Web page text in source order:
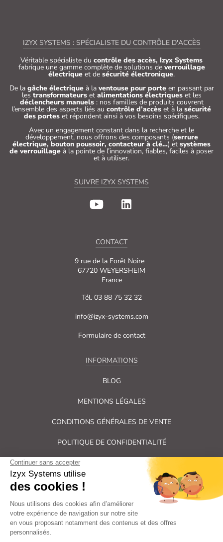
IZYX SYSTEMS : SPÉCIALISTE DU CONTRÔLE D'ACCÈS
Véritable spécialiste du contrôle des accès, Izyx Systems
fabrique une gamme complète de solutions de verrouillage
électrique et de sécurité électronique.
De la gâche électriqueà la ventouse pour porteen passant par
les transformateurset alimentations électriqueset les
déclencheurs manuels: nos familles de produits couvrent
l’ensemble des aspects liés au contrôle d’accès et à la sécurité
des porteset répondent ainsi à vos besoins spécifiques.
Avec un engagement constant dans la recherche et le
développement, nous offrons des composants (serrure
électrique, bouton poussoir, contacteur à clé…) et systèmes
de verrouillage à la pointe de l’innovation, fiables, faciles à poser
et à utiliser.
SUIVRE IZYX SYSTEMS
CONTACT
9 rue de la Forêt Noire
67720 WEYERSHEIM
France
Tél. 03 88 75 32 32
info@izyx-systems.com
Formulaire de contact
INFORMATIONS
BLOG
MENTIONS LÉGALES
CONDITIONS GÉNÉRALES DE VENTE
POLITIQUE DE CONFIDENTIALITÉ
Tous droits réservés Izyx Systems ©
Contrôle des accès et verrouillage de porte : serrure électrique,
gâche électrique, ventouse électromagnétique